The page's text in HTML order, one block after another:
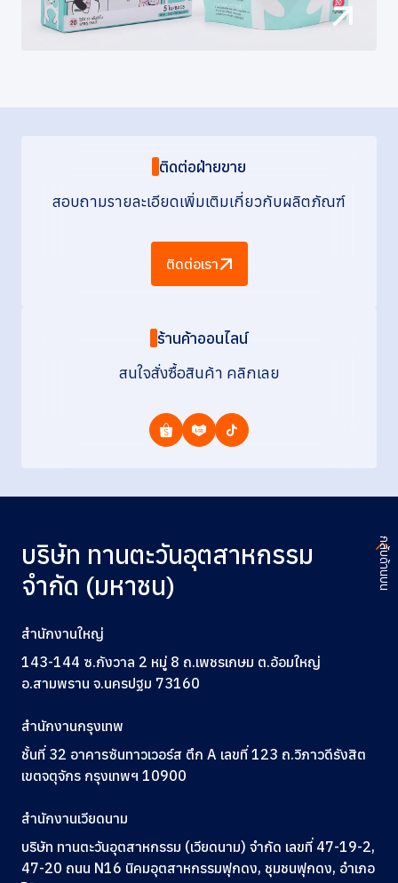
ติดต่อฝ่ายขาย
สอบถามรายละเอียดเพิ่มเติมเกี่ยวกับผลิตภัณฑ์
ติดต่อเรา
ร้านค้าออนไลน์
สนใจสั่งซื้อสินค้า คลิกเลย
บริษัท ทานตะวันอุตสาหกรรม
จำกัด (มหาชน)
สำนักงานใหญ่
143-144 ซ.กังวาล 2 หมู่ 8 ถ.เพชรเกษม ต.อ้อมใหญ่
อ.สามพราน จ.นครปฐม 73160
สำนักงานกรุงเทพ
ชั้นที่ 32 อาคารซันทาวเวอร์ส ตึก A เลขที่ 123 ถ.วิภาวดีรังสิต
เขตจตุจักร กรุงเทพฯ 10900
สำนักงานเวียดนาม
บริษัท ทานตะวันอุตสาหกรรม (เวียดนาม) จำกัด เลขที่ 47-19-2,
47-20 ถนน N16 นิคมอุตสาหกรรมฟุกดง, ชุมชนฟุกดง, อำเภอ
กลับด้านบน